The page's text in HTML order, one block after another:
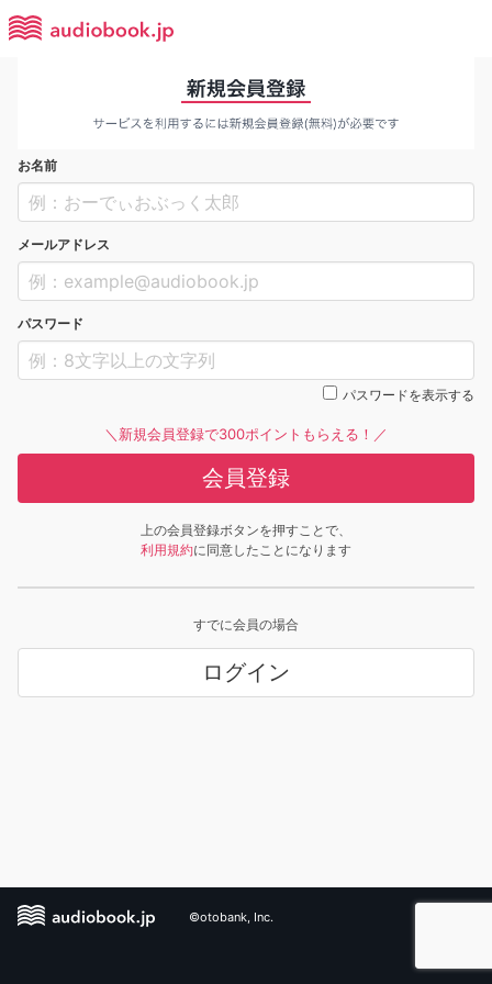
お名前
メールアドレス
パスワード
パスワードを表示する
＼新規会員登録で300ポイントもらえる！／
会員登録
上の会員登録ボタンを押すことで、
利用規約に同意したことになります
すでに会員の場合
ログイン
©otobank, Inc.